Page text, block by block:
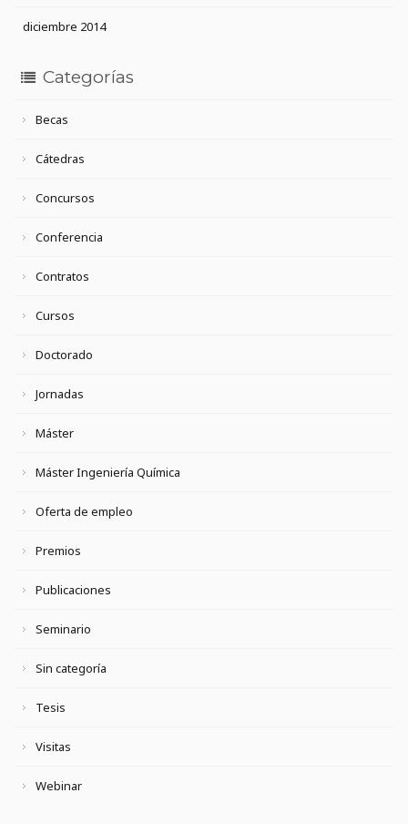
diciembre 2014
Categorías
Becas
Cátedras
Concursos
Conferencia
Contratos
Cursos
Doctorado
Jornadas
Máster
Máster Ingeniería Química
Oferta de empleo
Premios
Publicaciones
Seminario
Sin categoría
Tesis
Visitas
Webinar